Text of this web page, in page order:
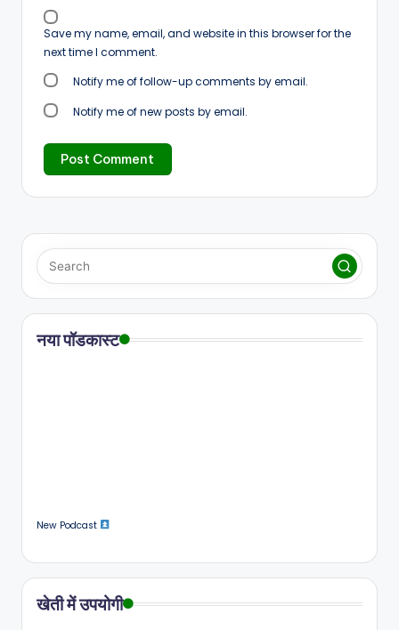
Save my name, email, and website in this browser for the
next time I comment.
Notify me of follow-up comments by email.
Notify me of new posts by email.
नया पॉडकास्ट
New Podcast
खेती में उपयोगी